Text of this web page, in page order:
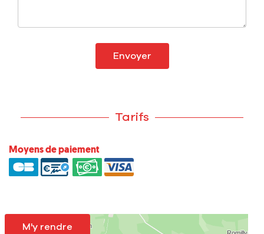
Envoyer
Tarifs
Moyens de paiement
M'y rendre